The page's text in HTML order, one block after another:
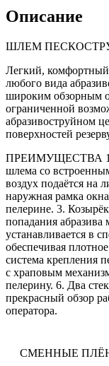
Описание
ШЛЕМ
Легкий,
любого вида
широким обзорным
ограниченной
абразивоструйном
поверхностей
ПРЕИМУЩЕСТВА
шлема со
воздух подаётся на
наружная рамка
пелерине. 3.
попадания
устанавливается в
обеспечивая
система крепления
с храповым
пелерину. 6. Два
прекрасный обзор
оператора.
СМЕННЫЕ